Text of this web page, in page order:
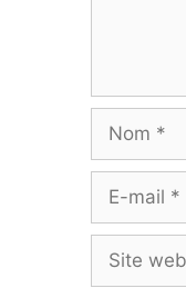
mail
web